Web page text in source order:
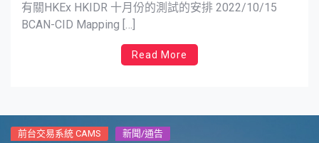
有關HKEx HKIDR 十月份的測試的安排 2022/10/15
BCAN-CID Mapping […]
Read More
前台交易系統 CAMS 新聞/通告